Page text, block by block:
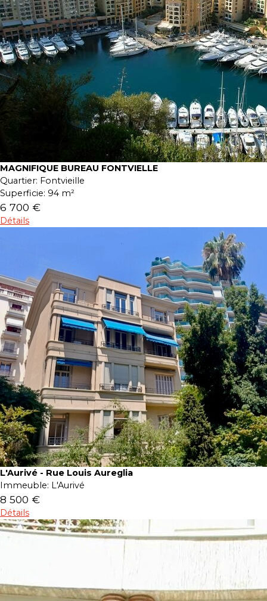
MAGNIFIQUE BUREAU FONTVIELLE
Quartier: Fontvieille
Superficie: 94 m²
6 700 €
Détails
L'Aurivé - Rue Louis Aureglia
Immeuble: L'Aurivé
8 500 €
Détails